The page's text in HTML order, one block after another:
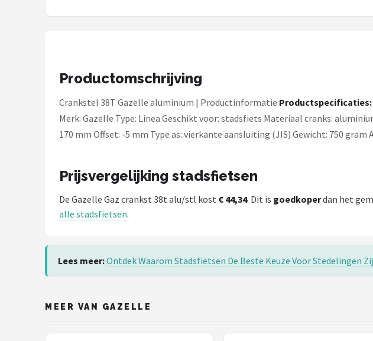
New Looxs
BBB Cycling
Voltano
Shimano
Productomschrijving
Crankstel 38T Gazelle aluminium | Productinformatie Productspecificaties:
Merk: Gazelle Type: Linea Geschikt voor: stadsfiets Materiaal cranks:
170 mm Offset: -5 mm Type as: vierkante aansluiting (JIS) Gewicht: 750 gram
Prijsvergelijking stadsfietsen
De Gazelle Gaz crankst 38t alu/stl kost € 44,34. Dit is goedkoperdan het
alle stadsfietsen.
Lees meer:Ontdek Waarom Stadsfietsen De Beste Keuze Voor Stedelingen
MEER VAN GAZELLE